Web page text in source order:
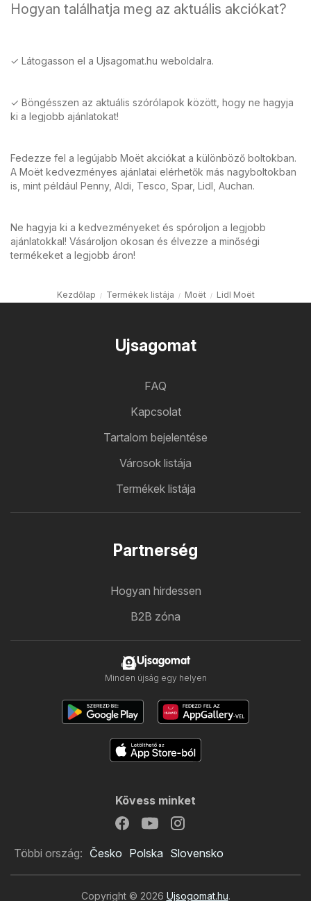
Hogyan találhatja meg az aktuális akciókat?
✓ Látogasson el a Ujsagomat.hu weboldalra.
✓ Böngésszen az aktuális szórólapok között, hogy ne hagyja
ki a legjobb ajánlatokat!
Fedezze fel a legújabb Moët akciókat a különböző boltokban.
A Moët kedvezményes ajánlatai elérhetők más nagyboltokban
is, mint például Penny, Aldi, Tesco, Spar, Lidl, Auchan.
Ne hagyja ki a kedvezményeket és spóroljon a legjobb
ajánlatokkal! Vásároljon okosan és élvezze a minőségi
termékeket a legjobb áron!
Kezdőlap Termékek listája Moët Lidl Moët
Ujsagomat
FAQ
Kapcsolat
Tartalom bejelentése
Városok listája
Termékek listája
Partnerség
Hogyan hirdessen
B2B zóna
Ujsagomat
Minden újság egy helyen
Kövess minket
Többi ország: Česko Polska Slovensko
Copyright © 2026 Ujsogomat.hu.